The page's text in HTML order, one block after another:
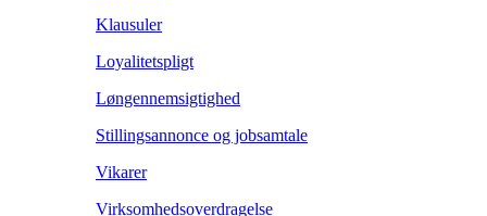
Klausuler
Loyalitetspligt
Løngennemsigtighed
Stillingsannonce og jobsamtale
Vikarer
Virksomhedsoverdragelse